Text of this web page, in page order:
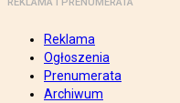
Reklama
Ogłoszenia
Prenumerata
Archiwum